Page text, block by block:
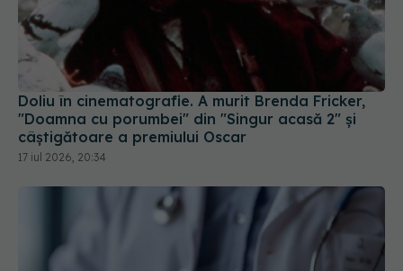
Doliu în cinematografie. A murit Brenda Fricker,
"Doamna cu porumbei" din "Singur acasă 2" și
câștigătoare a premiului Oscar
17 iul 2026, 20:34